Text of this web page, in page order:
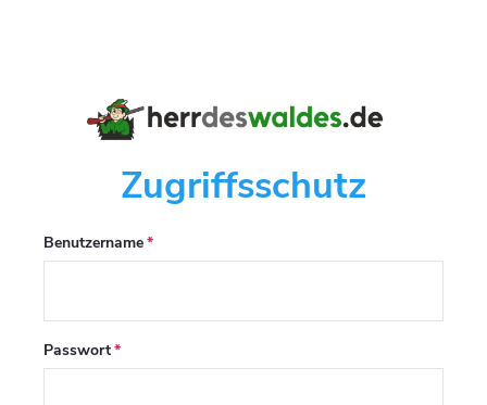
Zugriffsschutz
Benutzername
Passwort